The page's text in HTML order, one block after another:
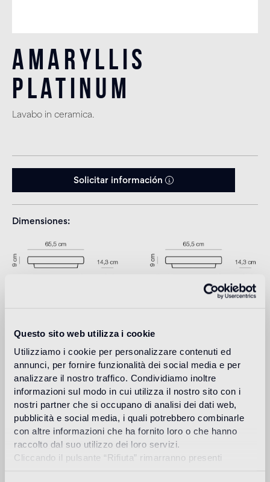
Questo sito web utilizza i cookie
Utilizziamo i cookie per personalizzare contenuti ed
annunci, per fornire funzionalità dei social media e per
analizzare il nostro traffico. Condividiamo inoltre
informazioni sul modo in cui utilizza il nostro sito con i
nostri partner che si occupano di analisi dei dati web,
pubblicità e social media, i quali potrebbero combinarle
con altre informazioni che ha fornito loro o che hanno
raccolto dal suo utilizzo dei loro servizi.
Cliccando il pulsante “Rifiuta” rimarranno presenti
Amaryllis
Platinum
Lavabo in ceramica.
Solicitar información
Dimensiones
Download
Design
jaime hayon
El diseñador y artista español Jaime Hayon nació en